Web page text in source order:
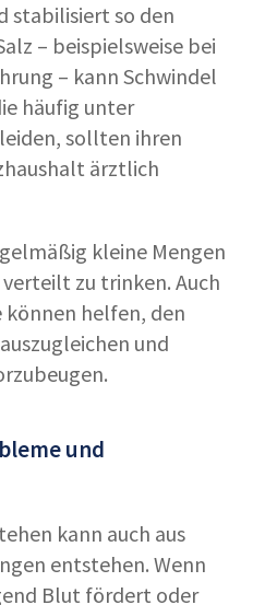
stabilisiert so den
– beispielsweise bei
– kann Schwindel
häufig unter
sollten ihren
ärztlich
kleine Mengen
zu trinken. Auch
können helfen, den
und
und
kann auch aus
entstehen. Wenn
Blut fördert oder